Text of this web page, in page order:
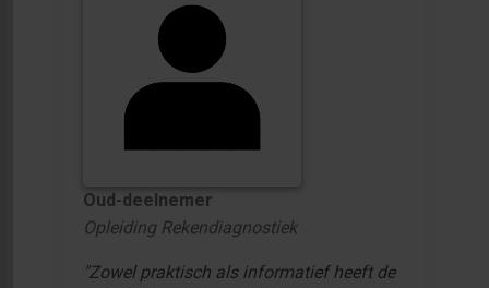
Oud-deelnemer
Opleiding Rekendiagnostiek
"Zowel praktisch als informatief heeft de